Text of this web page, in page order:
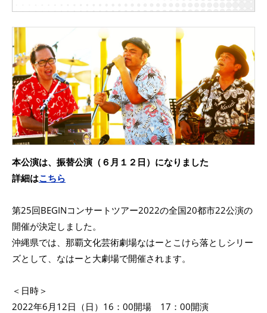
本公演は、振替公演（６月１２日）になりました
詳細はこちら
第25回BEGINコンサートツアー2022の全国20都市22公演の
開催が決定しました。
沖縄県では、那覇文化芸術劇場なはーとこけら落としシリー
ズとして、なはーと大劇場で開催されます。
＜日時＞
2022年6月12日（日）16：00開場 17：00開演